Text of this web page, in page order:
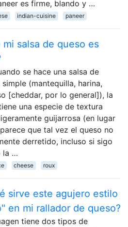
es firme, blando y …
indian-cuisine paneer
mi salsa de queso es
se hace una salsa de
(mantequilla, harina,
[cheddar, por lo general]), la
una especie de textura
guijarrosa (en lugar
que tal vez el queso no
derretido, incluso si sigo
la …
cheese roux
sirve este agujero estilo
en mi rallador de queso?
tiene dos tipos de